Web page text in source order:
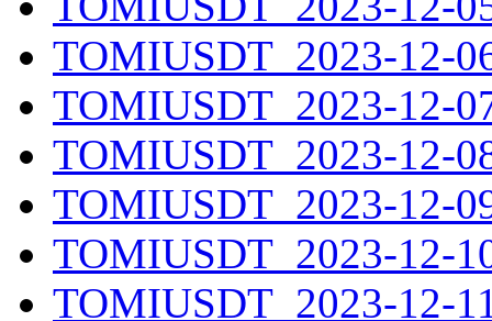
TOMIUSDT_2023-12-
TOMIUSDT_2023-12-
TOMIUSDT_2023-12-
TOMIUSDT_2023-12-
TOMIUSDT_2023-12-
TOMIUSDT_2023-12-